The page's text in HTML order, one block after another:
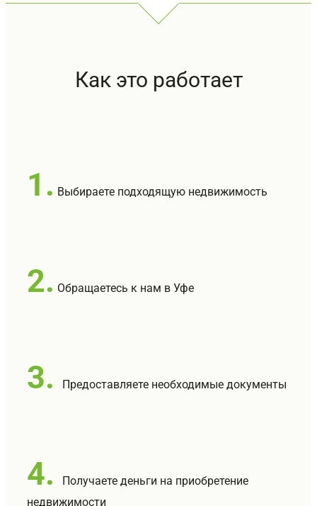
Как это работает
1. Выбираете подходящую недвижимость
2. Обращаетесь к нам в Уфе
3. Предоставляете необходимые документы
4.
Получаете деньги на приобретение
недвижимости